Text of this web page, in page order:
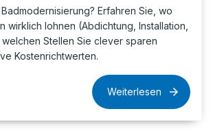
Erfahren Sie, wo
wirklich lohnen (Abdichtung, Installation,
Stellen Sie clever sparen
Kostenrichtwerten.
Weiterlesen